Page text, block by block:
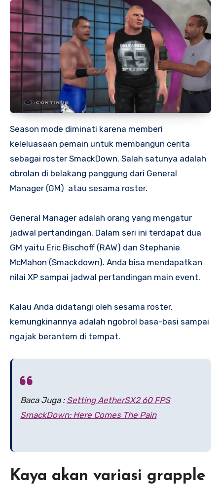
Season mode diminati karena memberi
keleluasaan pemain untuk membangun cerita
sebagai roster SmackDown. Salah satunya adalah
obrolan di belakang panggung dari General
Manager (GM) atau sesama roster.
General Manager adalah orang yang mengatur
jadwal pertandingan. Dalam seri ini terdapat dua
GM yaitu Eric Bischoff (RAW) dan Stephanie
McMahon (Smackdown). Anda bisa mendapatkan
nilai XP sampai jadwal pertandingan main event.
Kalau Anda didatangi oleh sesama roster,
kemungkinannya adalah ngobrol basa-basi sampai
ngajak berantem di tempat.
Baca Juga : Setting AetherSX2 60 FPS
SmackDown: Here Comes The Pain
Kaya akan variasi grapple